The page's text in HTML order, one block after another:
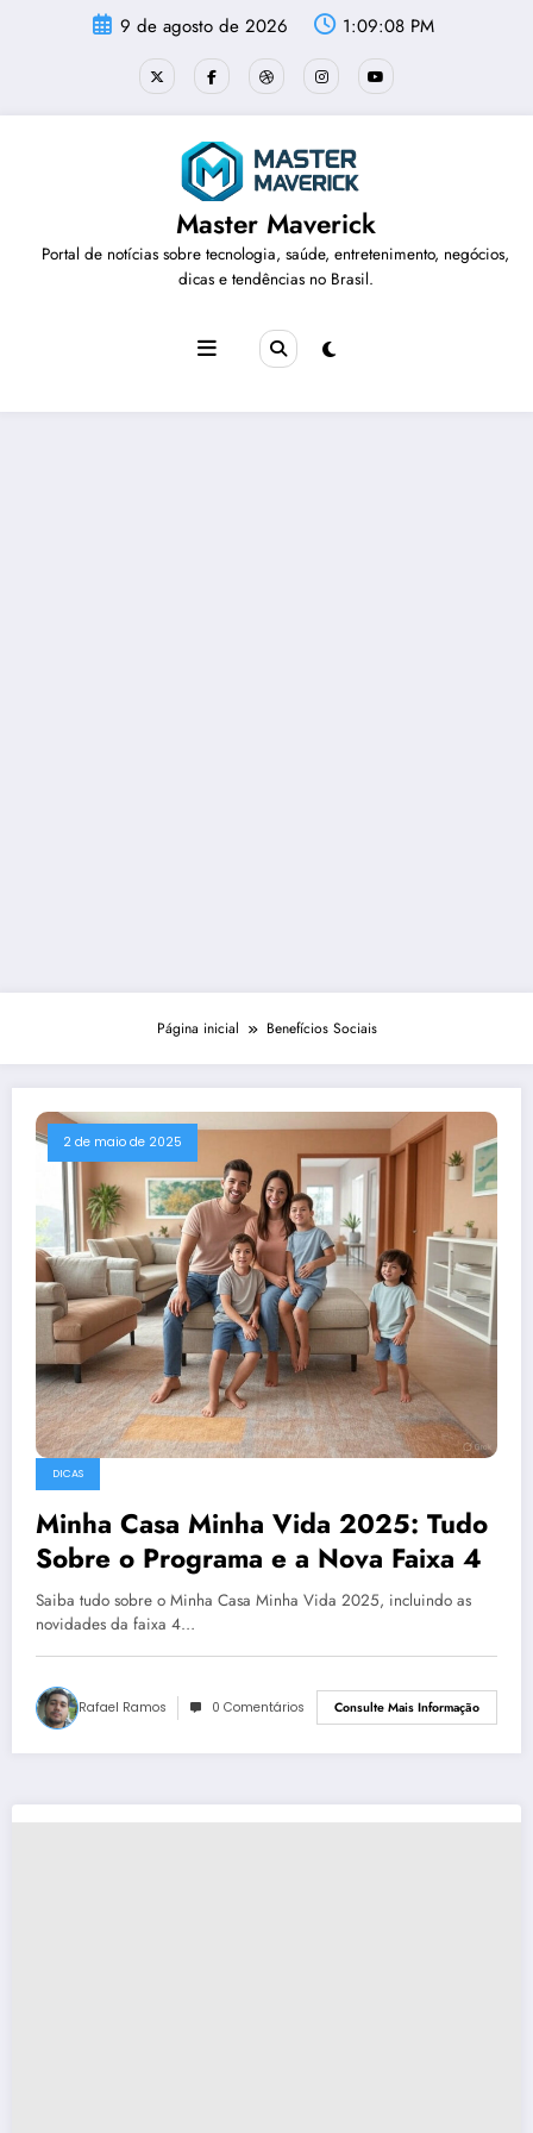
9 de agosto de 2026 1:09:09 PM
Master Maverick
Portal de notícias sobre tecnologia, saúde, entretenimento, negócios,
dicas e tendências no Brasil.
Página inicial Benefícios Sociais
2 de maio de 2025
DICAS
Minha Casa Minha Vida 2025: Tudo
Sobre o Programa e a Nova Faixa 4
Saiba tudo sobre o Minha Casa Minha Vida 2025, incluindo as
novidades da faixa 4…
Rafael Ramos 0 Comentários Consulte Mais Informação